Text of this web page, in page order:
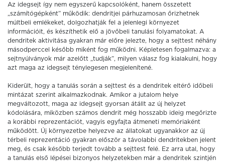
Az idegsejt így nem egyszerű kapcsolóként, hanem összetett
„számítógépként” működik: dendritjei párhuzamosan őrizhetnek
múltbeli emlékeket, dolgozhatják fel a jelenlegi környezet
információit, és készíthetik elő a jövőbeli tanulási folyamatokat. A
dendritek aktivitása gyakran már előre jelezte, hogy a sejttest néhány
másodperccel később miként fog működni. Képletesen fogalmazva: a
sejtnyúlványok már azelőtt „tudják”, milyen válasz fog kialakulni, hogy
azt maga az idegsejt ténylegesen megjelenítené.
Kiderült, hogy a tanulás során a sejttest és a dendritek eltérő időbeli
mintázat szerint alkalmazkodnak. Amikor a jutalom helye
megváltozott, maga az idegsejt gyorsan átállt az új helyzet
kódolására, miközben számos dendrit még hosszabb ideig megőrizte
a korábbi reprezentációt, vagyis egyfajta átmeneti memóriaként
működött. Új környezetbe helyezve az állatokat ugyanakkor az új
térbeli reprezentáció gyakran először a távolabbi dendritekben jelent
meg, és csak később terjedt tovább a sejttest felé. Ez arra utal, hogy
a tanulás első lépései bizonyos helyzetekben már a dendritek szintjén